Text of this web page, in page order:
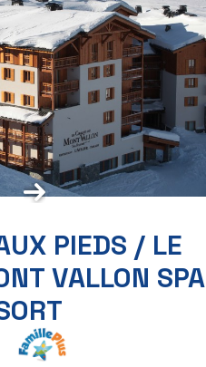
PIEDS / LE
VALLON SPA